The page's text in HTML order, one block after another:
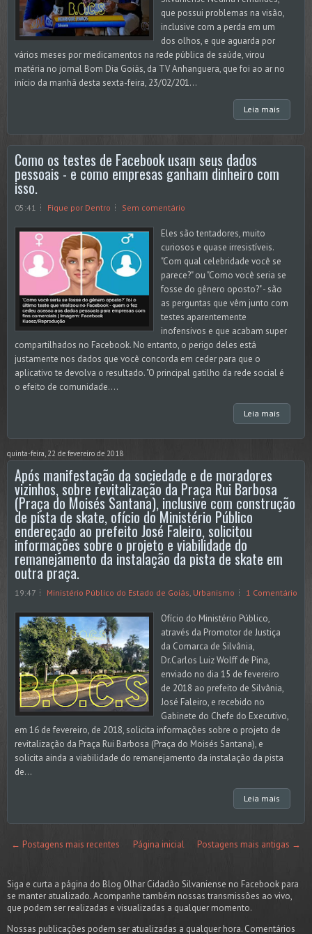
que possui problemas na visão,
inclusive com a perda em um
dos olhos, e que aguarda por
vários meses por medicamentos na rede pública de saúde, virou
matéria no jornal Bom Dia Goiás, da TV Anhanguera, que foi ao ar no
início da manhã desta sexta-feira, 23/02/201...
Leia mais
Como os testes de Facebook usam seus dados
pessoais - e como empresas ganham dinheiro com
isso.
05:41 Fique por Dentro Sem comentário
Eles são tentadores, muito
curiosos e quase irresistíveis.
"Com qual celebridade você se
parece?" ou "Como você seria se
fosse do gênero oposto?" - são
as perguntas que vêm junto com
testes aparentemente
inofensivos e que acabam super
compartilhados no Facebook. No entanto, o perigo deles está
justamente nos dados que você concorda em ceder para que o
aplicativo te devolva o resultado. "O principal gatilho da rede social é
o efeito de comunidade....
Leia mais
quinta-feira, 22 de fevereiro de 2018
Após manifestação da sociedade e de moradores
vizinhos, sobre revitalização da Praça Rui Barbosa
(Praça do Moisés Santana), inclusive com construção
de pista de skate, ofício do Ministério Público
endereçado ao prefeito José Faleiro, solicitou
informações sobre o projeto e viabilidade do
remanejamento da instalação da pista de skate em
outra praça.
19:47 Ministério Público do Estado de Goiás, Urbanismo 1 Comentário
Ofício do Ministério Público,
através da Promotor de Justiça
da Comarca de Silvânia,
Dr.Carlos Luiz Wolff de Pina,
enviado no dia 15 de fevereiro
de 2018 ao prefeito de Silvânia,
José Faleiro, e recebido no
Gabinete do Chefe do Executivo,
em 16 de fevereiro, de 2018, solicita informações sobre o projeto de
revitalização da Praça Rui Barbosa (Praça do Moisés Santana), e
solicita ainda a viabilidade do remanejamento da instalação da pista
de...
Leia mais
← Postagens mais recentes Postagens mais antigas →
Página inicial
Siga e curta a página do Blog Olhar Cidadão Silvaniense no Facebook para
se manter atualizado. Acompanhe também nossas transmissões ao vivo,
que podem ser realizadas e visualizadas a qualquer momento.
Nossas publicações podem ser atualizadas a qualquer hora. Comentários